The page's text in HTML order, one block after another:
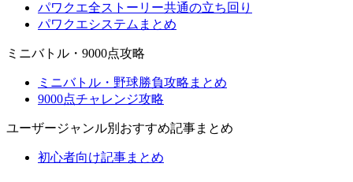
パワクエ全ストーリー共通の立ち回り
パワクエシステムまとめ
ミニバトル・9000点攻略
ミニバトル・野球勝負攻略まとめ
9000点チャレンジ攻略
ユーザージャンル別おすすめ記事まとめ
初心者向け記事まとめ